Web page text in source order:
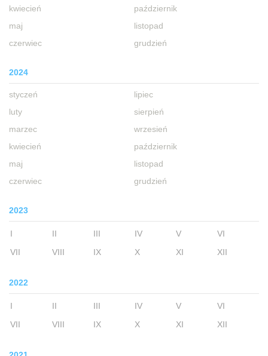
kwiecień
maj
czerwiec
październik
listopad
grudzień
2024
styczeń
luty
marzec
kwiecień
maj
czerwiec
lipiec
sierpień
wrzesień
październik
listopad
grudzień
2023
I II III IV V
VI
VII
VIII IX X XI XII
2022
I II III IV V
VI
VII
VIII IX X XI XII